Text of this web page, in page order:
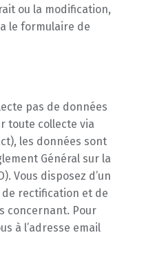
ou la modification,
le formulaire de
pas de données
toute collecte via
les données sont
Général sur la
Vous disposez d’un
de rectification et de
concernant. Pour
à l’adresse email